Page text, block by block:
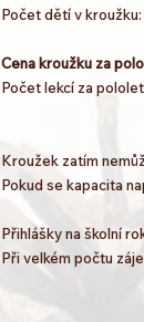
Počet dětí v kroužku:
Cena kroužku za
Počet lekcí za
Kroužek zatím
Pokud se kapacita
Přihlášky na školní
Při velkém počtu